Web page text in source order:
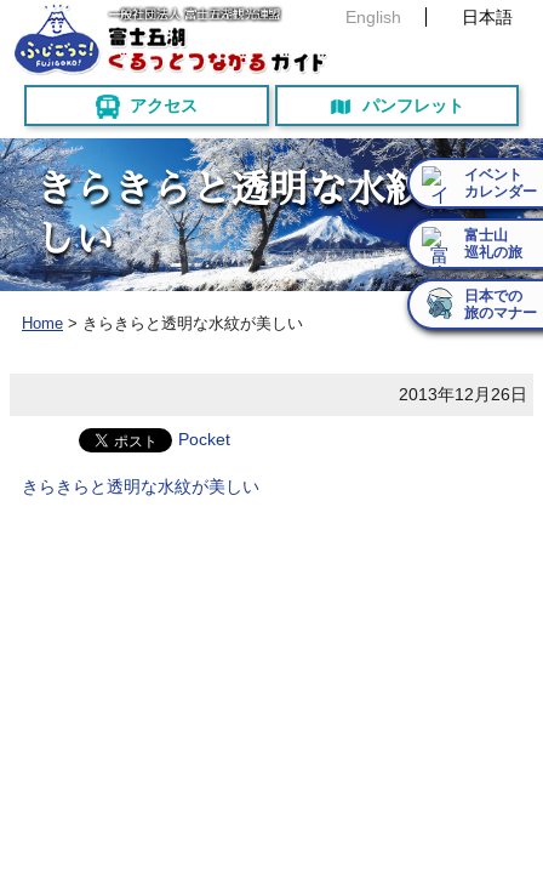
English 日本語
アクセス パンフレット
イベント
カレンダー
富士山
巡礼の旅
日本での
旅のマナー
きらきらと透明な水紋が 美
しい
Home > きらきらと透明な水紋が美しい
2013年12月26日
Pocket
きらきらと透明な水紋が美しい